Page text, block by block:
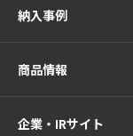
納入事例
商品情報
企業・IRサイト